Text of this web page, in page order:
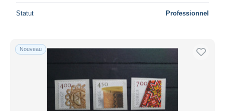
Statut Professionnel
Nouveau